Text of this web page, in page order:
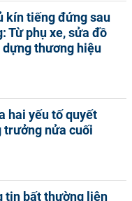
kín tiếng đứng sau
Từ phụ xe, sửa đồ
thương hiệu
hai yếu tố quyết
nửa cuối
tin bất thường liên